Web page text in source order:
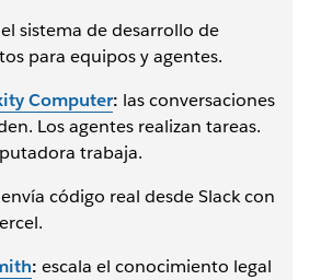
el sistema de desarrollo de
para equipos y agentes.
Computer: las conversaciones
Los agentes realizan tareas.
trabaja.
envía código real desde Slack con
: escala el conocimiento legal